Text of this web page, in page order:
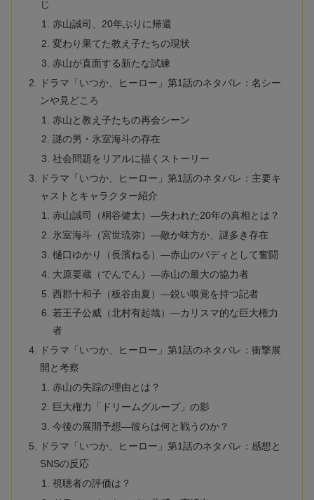
じ
赤山誠司、20年ぶりに帰還
変わり果てた教え子たちの現状
赤山が直面する新たな試練
ドラマ「いつか、ヒーロー」第1話のネタバレ：名シー
ンや見どころ
赤山と教え子たちの再会シーン
謎の男・氷室海斗の存在
社会問題をリアルに描くストーリー
ドラマ「いつか、ヒーロー」第1話のネタバレ：主要キ
ャストとキャラクター紹介
赤山誠司（桐谷健太）—失われた20年の真相とは？
氷室海斗（宮世琉弥）—敵か味方か、謎多き存在
樋口ゆかり（長濱ねる）—赤山のバディとして奮闘
大原要蔵（でんでん）—赤山の最大の協力者
西郡十和子（板谷由夏）—鋭い嗅覚を持つ記者
若王子公威（北村有起哉）—カリスマ的な巨大権力
者
ドラマ「いつか、ヒーロー」第1話のネタバレ：衝撃展
開と考察
赤山の失踪の理由とは？
巨大権力「ドリームグループ」の影
今後の展開予想—彼らは何と戦うのか？
ドラマ「いつか、ヒーロー」第1話のネタバレ：感想と
SNSの反応
視聴者の評価は？